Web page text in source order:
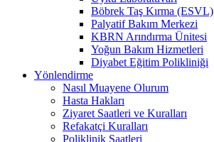
Böbrek Taş Kırma (ESVL)
Palyatif Bakım Merkezi
KBRN Arındırma Ünitesi
Yoğun Bakım Hizmetleri
Diyabet Eğitim Polikliniği
Yönlendirme
Nasıl Muayene Olurum
Hasta Hakları
Ziyaret Saatleri ve Kuralları
Refakatçi Kuralları
Poliklinik Saatleri